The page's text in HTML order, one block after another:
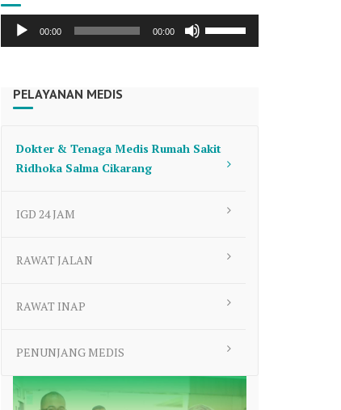
Audio
00:00 00:00
decrease
PELAYANAN MEDIS
Dokter & Tenaga Medis Rumah Sakit
Ridhoka Salma Cikarang
IGD 24 JAM
RAWAT JALAN
RAWAT INAP
PENUNJANG MEDIS